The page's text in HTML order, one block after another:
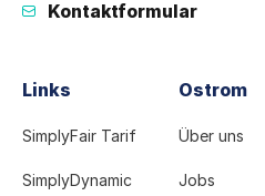
Kontaktformular
Links
SimplyFair Tarif
SimplyDynamic
Ostrom
Über uns
Jobs